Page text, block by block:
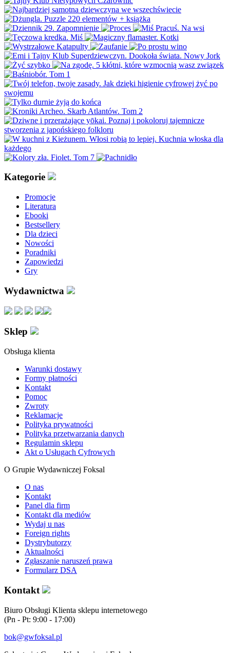
Kategorie
Promocje
Literatura
Ebooki
Bestsellery
Dla dzieci
Nowości
Poradniki
Zapowiedzi
Gry
Wydawnictwa
Sklep
Obsługa klienta
Warunki dostawy
Formy płatności
Kontakt
Pomoc
Zwroty
Reklamacje
Polityka prywatności
Polityka przetwarzania danych
Regulamin sklepu
Akt o Usługach Cyfrowych
O Grupie Wydawniczej Foksal
O nas
Kontakt
Panel dla firm
Kontakt dla mediów
Wydaj u nas
Foreign rights
Dystrybutorzy
Aktualności
Zgłaszanie naruszeń prawa
Formularz DSA
Kontakt
Biuro Obsługi Klienta sklepu internetowego
(Pn - Pt: 9:00 - 17:00)
bok@gwfoksal.pl